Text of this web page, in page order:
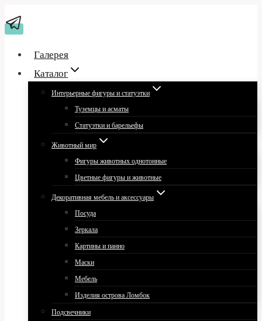
к
Галерея
Каталог
Интерьерные фигуры и статуэтки
Туземцы и асматы
Статуэтки и барельефы
Животный мир
Фигуры животных однотонные
Цветные фигуры и животные
Декоративная мебель и аксессуары
Посуда
Зеркала
Картины и панно
Маски
Мебель
Изделия острова Ломбок
Подсвечники